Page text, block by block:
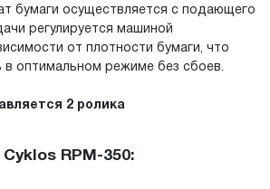
бумаги осуществляется с подающего
регулируется машиной
от плотности бумаги, что
в оптимальном режиме без сбоев.
2 ролика
RPM-350: